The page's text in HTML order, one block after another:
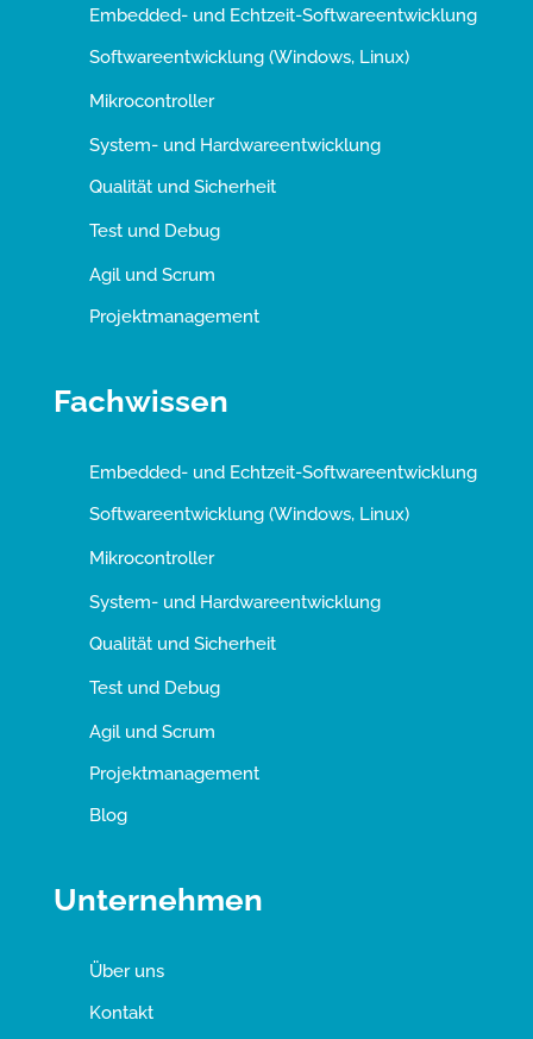
Embedded- und Echtzeit-Softwareentwicklung
Softwareentwicklung (Windows, Linux)
Mikrocontroller
System- und Hardwareentwicklung
Qualität und Sicherheit
Test und Debug
Agil und Scrum
Projektmanagement
Fachwissen
Embedded- und Echtzeit-Softwareentwicklung
Softwareentwicklung (Windows, Linux)
Mikrocontroller
System- und Hardwareentwicklung
Qualität und Sicherheit
Test und Debug
Agil und Scrum
Projektmanagement
Blog
Unternehmen
Über uns
Kontakt